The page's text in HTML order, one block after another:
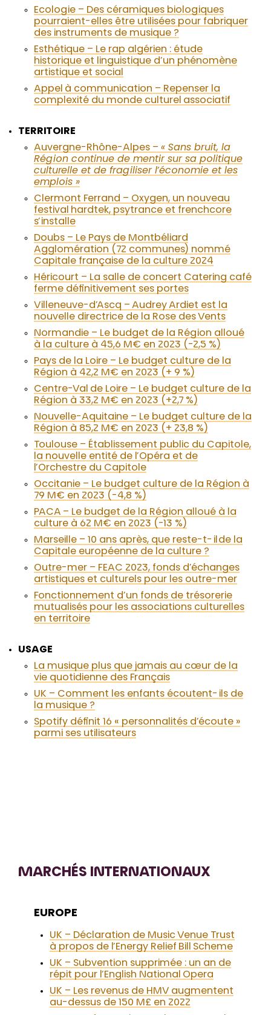
Ecologie – Des céramiques biologiques
pourraient-elles être utilisées pour fabriquer
des instruments de musique ?
Esthétique – Le rap algérien : étude
historique et linguistique d’un phénomène
artistique et social
Appel à communication – Repenser la
complexité du monde culturel associatif
TERRITOIRE
Auvergne-Rhône-Alpes – « Sans bruit, la
Région continue de mentir sur sa politique
culturelle et de fragiliser l’économie et les
emplois »
Clermont Ferrand – Oxygen, un nouveau
festival hardtek, psytrance et frenchcore
s’installe
Doubs – Le Pays de Montbéliard
Agglomération (72 communes) nommé
Capitale française de la culture 2024
Héricourt – La salle de concert Catering café
ferme définitivement ses portes
Villeneuve-d’Ascq – Audrey Ardiet est la
nouvelle directrice de la Rose des Vents
Normandie – Le budget de la Région alloué
à la culture à 45,6 M€ en 2023 (-2,5 %)
Pays de la Loire – Le budget culture de la
Région à 42,2 M€ en 2023 (+ 9 %)
Centre-Val de Loire – Le budget culture de la
Région à 33,2 M€ en 2023 (+2,7 %)
Nouvelle-Aquitaine – Le budget culture de la
Région à 85,2 M€ en 2023 (+ 23,8 %)
Toulouse – Établissement public du Capitole,
la nouvelle entité de l’Opéra et de
l’Orchestre du Capitole
Occitanie – Le budget culture de la Région à
79 M€ en 2023 (-4,8 %)
PACA – Le budget de la Région alloué à la
culture à 62 M€ en 2023 (-13 %)
Marseille – 10 ans après, que reste-t-il de la
Capitale européenne de la culture ?
Outre-mer – FEAC 2023, fonds d’échanges
artistiques et culturels pour les outre-mer
Fonctionnement d’un fonds de trésorerie
mutualisés pour les associations culturelles
en territoire
USAGE
La musique plus que jamais au cœur de la
vie quotidienne des Français
UK – Comment les enfants écoutent-ils de
la musique ?
Spotify définit 16 « personnalités d’écoute »
parmi ses utilisateurs
MARCHÉS INTERNATIONAUX
EUROPE
UK – Déclaration de Music Venue Trust
à propos de l’Energy Relief Bill Scheme
UK – Subvention supprimée : un an de
répit pour l’English National Opera
UK – Les revenus de HMV augmentent
au-dessus de 150 M£ en 2022